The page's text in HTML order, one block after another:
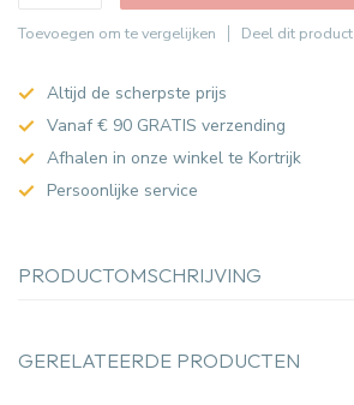
Toevoegen om te vergelijken Deel dit product
Altijd de scherpste prijs
Vanaf € 90 GRATIS verzending
Afhalen in onze winkel te Kortrijk
Persoonlijke service
PRODUCTOMSCHRIJVING
GERELATEERDE PRODUCTEN